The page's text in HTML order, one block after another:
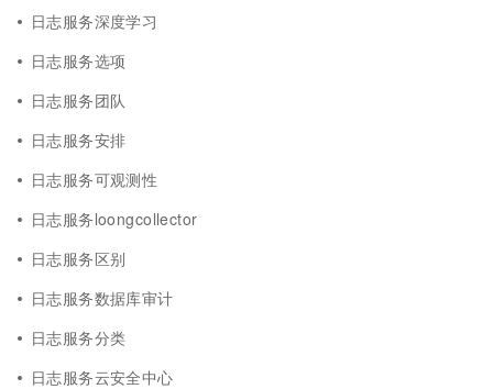
日志服务深度学习
日志服务选项
日志服务团队
日志服务安排
日志服务可观测性
日志服务loongcollector
日志服务区别
日志服务数据库审计
日志服务分类
日志服务云安全中心